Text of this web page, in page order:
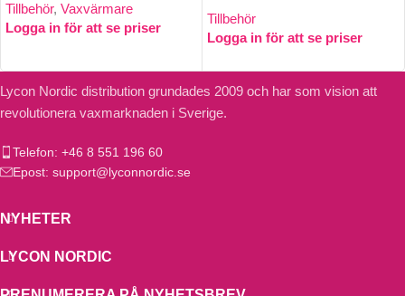
Tillbehör, Vaxvärmare
Logga in för att se priser
Tillbehör
Logga in för att se priser
Lycon Nordic distribution grundades 2009 och har som vision att
revolutionera vaxmarknaden i Sverige.
Telefon: +46 8 551 196 60
Epost: support@lyconnordic.se
NYHETER
LYCON NORDIC